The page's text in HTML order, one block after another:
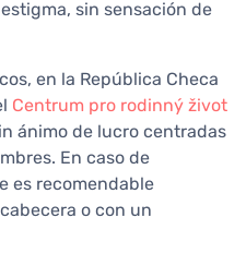
sin sensación de
en la República Checa
Centrum pro rodinný život
ánimo de lucro centradas
En caso de
es recomendable
o con un